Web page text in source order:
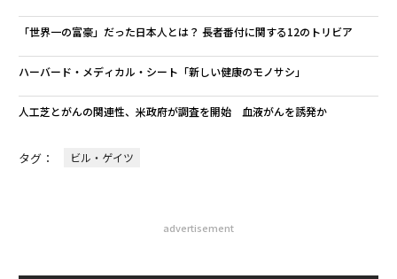
「世界一の富豪」だった日本人とは？ 長者番付に関する12のトリビア
ハーバード・メディカル・シート「新しい健康のモノサシ」
人工芝とがんの関連性、米政府が調査を開始 血液がんを誘発か
タグ： ビル・ゲイツ
advertisement